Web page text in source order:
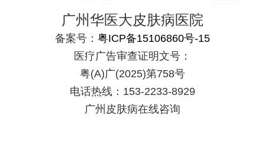
广州华医大皮肤病医院
备案号： 粤ICP备15106860号-15
医疗广告审查证明文号：
粤(A)广(2025)第758号
电话热线：153-2233-8929
广州皮肤病在线咨询